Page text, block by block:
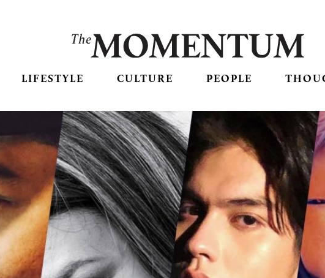
LIFESTYLE CULTURE PEOPLE